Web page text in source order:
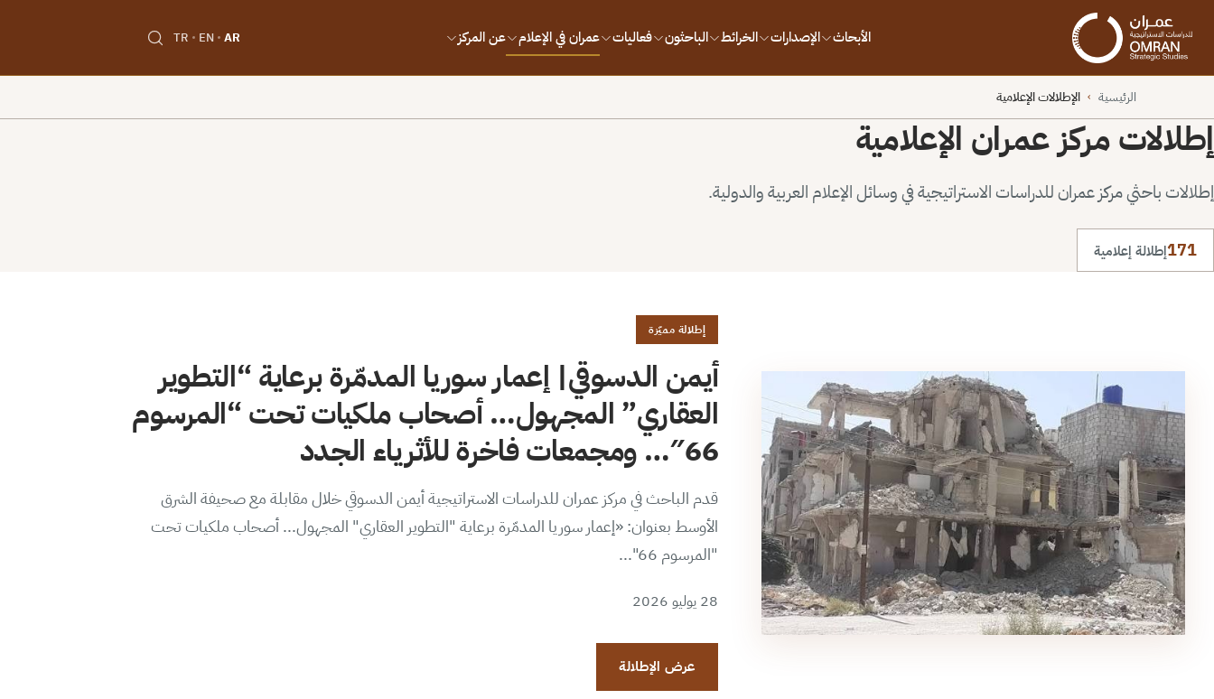
الأبحاث الإصدارات الخرائط الباحثون فعاليات عمران في الإعلام عن المركز AR
EN
TR
الرئيسية › الإطلالات الإعلامية
إطلالات مركز عمران الإعلامية
إطلالات باحثي مركز عمران للدراسات الاستراتيجية في وسائل الإعلام العربية والدولية.
171إطلالة إعلامية
إطلالة مميّزة
أيمن الدسوقي| إعمار سوريا المدمّرة برعاية “التطوير
العقاري” المجهول… أصحاب ملكيات تحت “المرسوم
66″… ومجمعات فاخرة للأثرياء الجدد
قدم الباحث في مركز عمران للدراسات الاستراتيجية أيمن الدسوقي خلال مقابلة مع صحيفة الشرق
الأوسط بعنوان: «إعمار سوريا المدمّرة برعاية "التطوير العقاري" المجهول... أصحاب ملكيات تحت
"المرسوم 66"...
28 يوليو 2026
عرض الإطلالة